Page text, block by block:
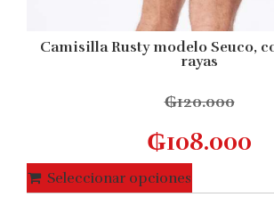
Camisilla Rusty modelo Seuco,
rayas
₲120.000
₲108.000
Seleccionar opciones
producto